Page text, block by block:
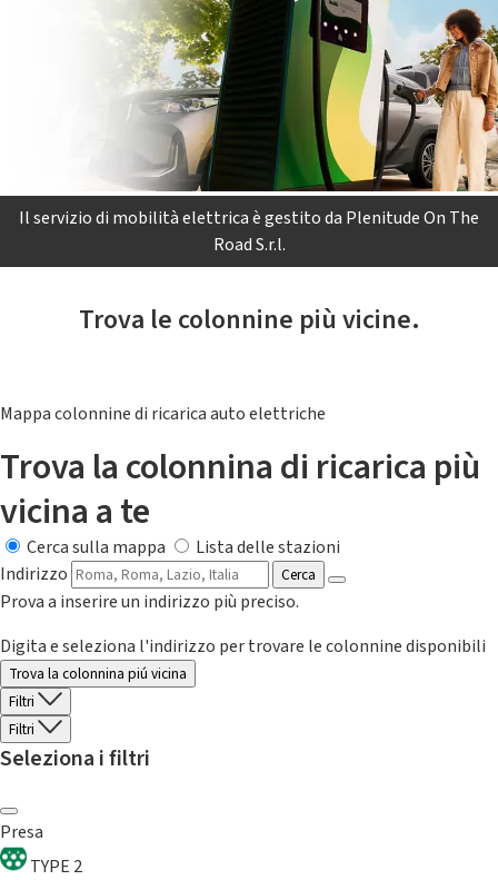
Il servizio di mobilità elettrica è gestito da Plenitude On The
Road S.r.l.
Trova le colonnine più vicine.
Mappa colonnine di ricarica auto elettriche
Trova la colonnina di ricarica più
vicina a te
Cerca sulla mappa
Lista delle stazioni
Indirizzo
Cerca
Prova a inserire un indirizzo più preciso.
Digita e seleziona l'indirizzo per trovare le colonnine disponibili
Trova la colonnina piú vicina
Filtri
Filtri
Seleziona i filtri
Presa
TYPE 2